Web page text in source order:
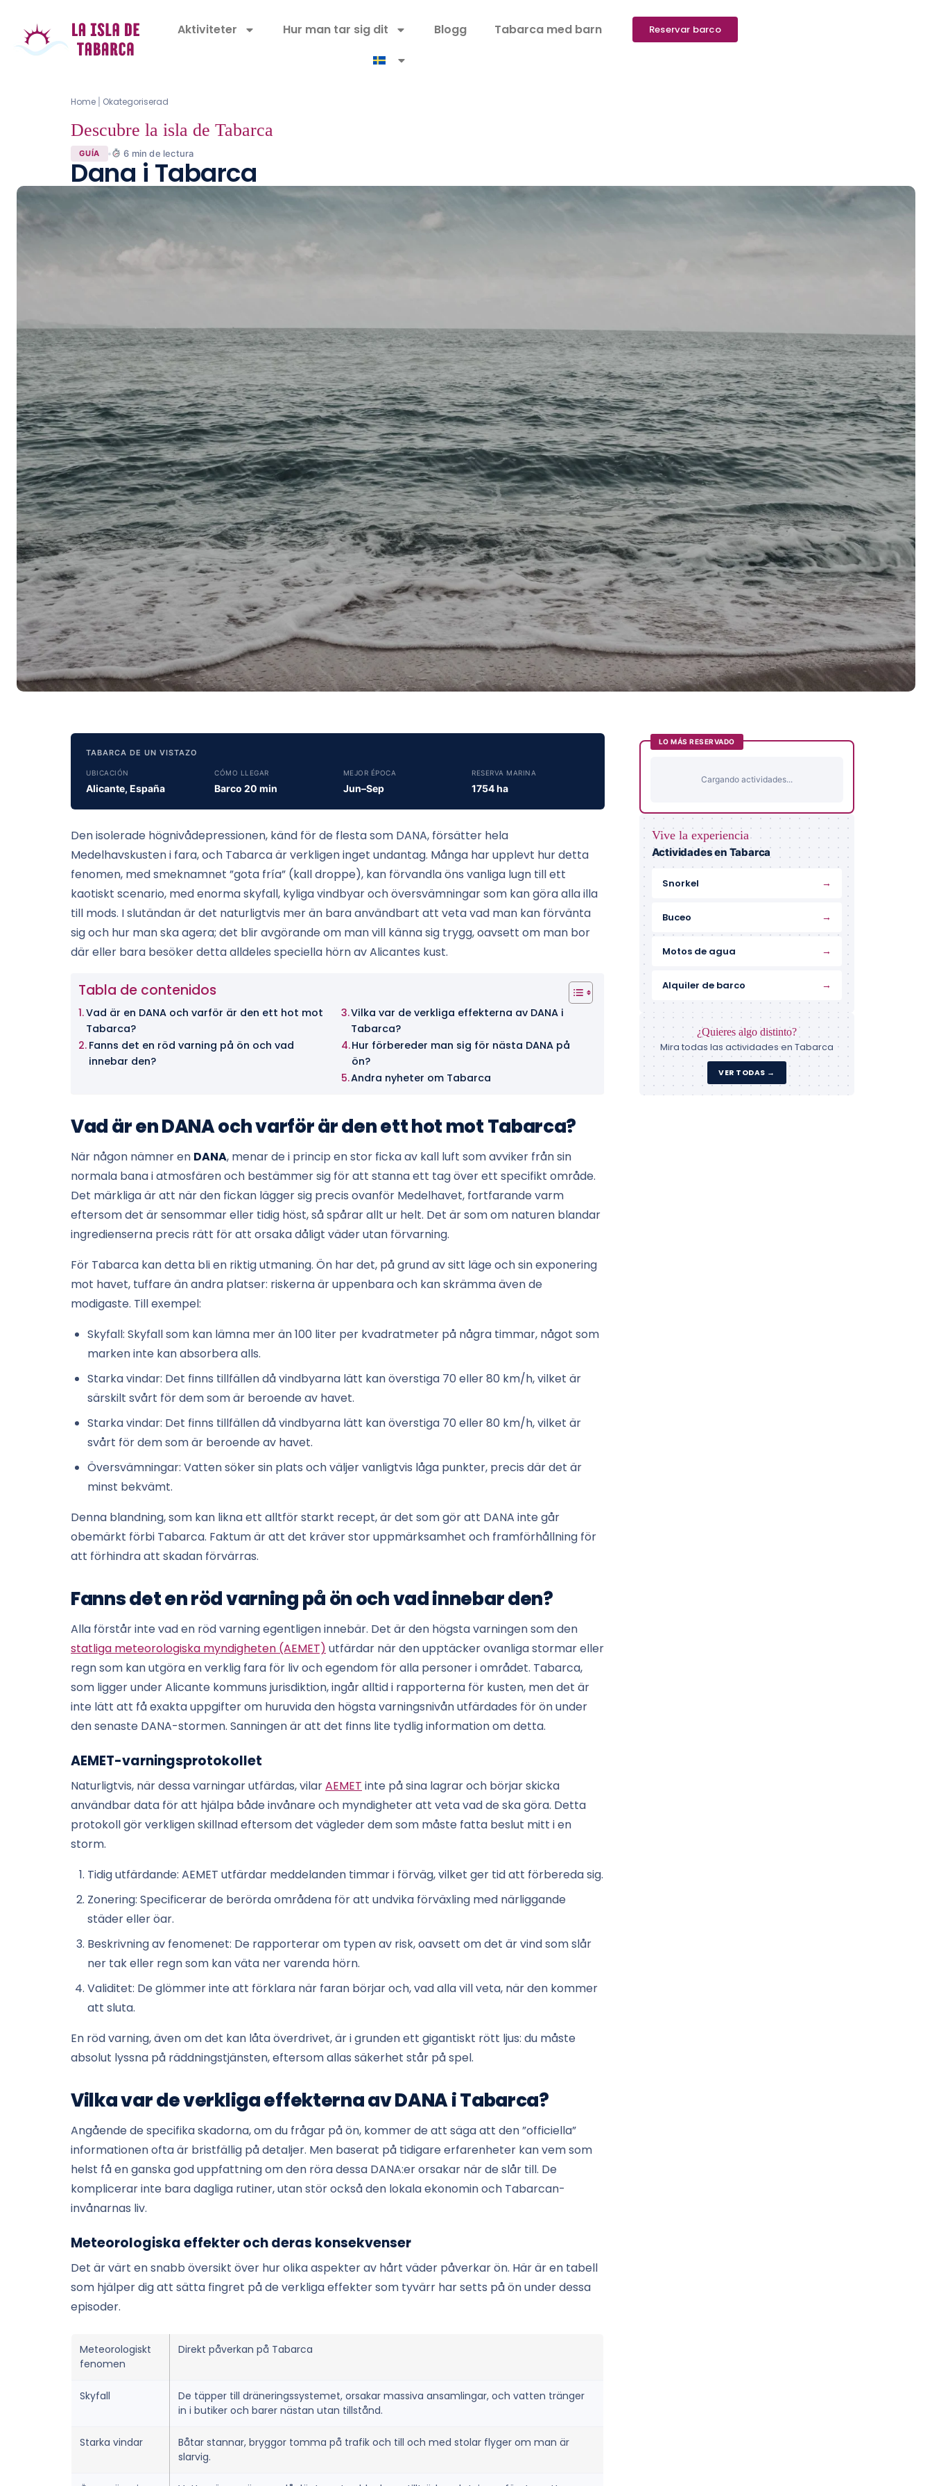
Aktiviteter Hur man tar sig dit Blogg Tabarca med barn Reservar barco
Home Okategoriserad
Descubre la isla de Tabarca
GUÍA 6 min de lectura
Dana i Tabarca
TABARCA DE UN VISTAZO
UBICACIÓN
Alicante, España
CÓMO LLEGAR
Barco 20 min
MEJOR ÉPOCA
Jun–Sep
RESERVA MARINA
1754 ha
Den isolerade högnivådepressionen, känd för de flesta som DANA, försätter hela
Medelhavskusten i fara, och Tabarca är verkligen inget undantag. Många har upplevt hur detta
fenomen, med smeknamnet ”gota fría” (kall droppe), kan förvandla öns vanliga lugn till ett
kaotiskt scenario, med enorma skyfall, kyliga vindbyar och översvämningar som kan göra alla illa
till mods. I slutändan är det naturligtvis mer än bara användbart att veta vad man kan förvänta
sig och hur man ska agera; det blir avgörande om man vill känna sig trygg, oavsett om man bor
där eller bara besöker detta alldeles speciella hörn av Alicantes kust.
Tabla de contenidos
Vad är en DANA och varför är den ett hot mot
Tabarca?
Fanns det en röd varning på ön och vad
innebar den?
Vilka var de verkliga effekterna av DANA i
Tabarca?
Hur förbereder man sig för nästa DANA på
ön?
Andra nyheter om Tabarca
Vad är en DANA och varför är den ett hot mot Tabarca?
När någon nämner en DANA, menar de i princip en stor ficka av kall luft som avviker från sin
normala bana i atmosfären och bestämmer sig för att stanna ett tag över ett specifikt område.
Det märkliga är att när den fickan lägger sig precis ovanför Medelhavet, fortfarande varm
eftersom det är sensommar eller tidig höst, så spårar allt ur helt. Det är som om naturen blandar
ingredienserna precis rätt för att orsaka dåligt väder utan förvarning.
För Tabarca kan detta bli en riktig utmaning. Ön har det, på grund av sitt läge och sin exponering
mot havet, tuffare än andra platser: riskerna är uppenbara och kan skrämma även de
modigaste. Till exempel:
Skyfall: Skyfall som kan lämna mer än 100 liter per kvadratmeter på några timmar, något som
marken inte kan absorbera alls.
Starka vindar: Det finns tillfällen då vindbyarna lätt kan överstiga 70 eller 80 km/h, vilket är
särskilt svårt för dem som är beroende av havet.
Starka vindar: Det finns tillfällen då vindbyarna lätt kan överstiga 70 eller 80 km/h, vilket är
svårt för dem som är beroende av havet.
Översvämningar: Vatten söker sin plats och väljer vanligtvis låga punkter, precis där det är
minst bekvämt.
Denna blandning, som kan likna ett alltför starkt recept, är det som gör att DANA inte går
obemärkt förbi Tabarca. Faktum är att det kräver stor uppmärksamhet och framförhållning för
att förhindra att skadan förvärras.
Fanns det en röd varning på ön och vad innebar den?
Alla förstår inte vad en röd varning egentligen innebär. Det är den högsta varningen som den
statliga meteorologiska myndigheten (AEMET) utfärdar när den upptäcker ovanliga stormar eller
regn som kan utgöra en verklig fara för liv och egendom för alla personer i området. Tabarca,
som ligger under Alicante kommuns jurisdiktion, ingår alltid i rapporterna för kusten, men det är
inte lätt att få exakta uppgifter om huruvida den högsta varningsnivån utfärdades för ön under
den senaste DANA-stormen. Sanningen är att det finns lite tydlig information om detta.
AEMET-varningsprotokollet
Naturligtvis, när dessa varningar utfärdas, vilarAEMET inte på sina lagrar och börjar skicka
användbar data för att hjälpa både invånare och myndigheter att veta vad de ska göra. Detta
protokoll gör verkligen skillnad eftersom det vägleder dem som måste fatta beslut mitt i en
storm.
Tidig utfärdande: AEMET utfärdar meddelanden timmar i förväg, vilket ger tid att förbereda sig.
Zonering: Specificerar de berörda områdena för att undvika förväxling med närliggande
städer eller öar.
Beskrivning av fenomenet: De rapporterar om typen av risk, oavsett om det är vind som slår
ner tak eller regn som kan väta ner varenda hörn.
Validitet: De glömmer inte att förklara när faran börjar och, vad alla vill veta, när den kommer
att sluta.
En röd varning, även om det kan låta överdrivet, är i grunden ett gigantiskt rött ljus: du måste
absolut lyssna på räddningstjänsten, eftersom allas säkerhet står på spel.
Vilka var de verkliga effekterna av DANA i Tabarca?
Angående de specifika skadorna, om du frågar på ön, kommer de att säga att den ”officiella”
informationen ofta är bristfällig på detaljer. Men baserat på tidigare erfarenheter kan vem som
helst få en ganska god uppfattning om den röra dessa DANA:er orsakar när de slår till. De
komplicerar inte bara dagliga rutiner, utan stör också den lokala ekonomin och Tabarcan-
invånarnas liv.
Meteorologiska effekter och deras konsekvenser
Det är värt en snabb översikt över hur olika aspekter av hårt väder påverkar ön. Här är en tabell
som hjälper dig att sätta fingret på de verkliga effekter som tyvärr har setts på ön under dessa
episoder.
Meteorologiskt
fenomen
Direkt påverkan på Tabarca
Skyfall
De täpper till dräneringssystemet, orsakar massiva ansamlingar, och vatten tränger
in i butiker och barer nästan utan tillstånd.
Starka vindar
Båtar stannar, bryggor tomma på trafik och till och med stolar flyger om man är
slarvig.
LO MÁS RESERVADO
Cargando actividades...
Vive la experiencia
Actividades en Tabarca
Snorkel →
Buceo →
Motos de agua →
Alquiler de barco →
¿Quieres algo distinto?
Mira todas las actividades en Tabarca
VER TODAS →